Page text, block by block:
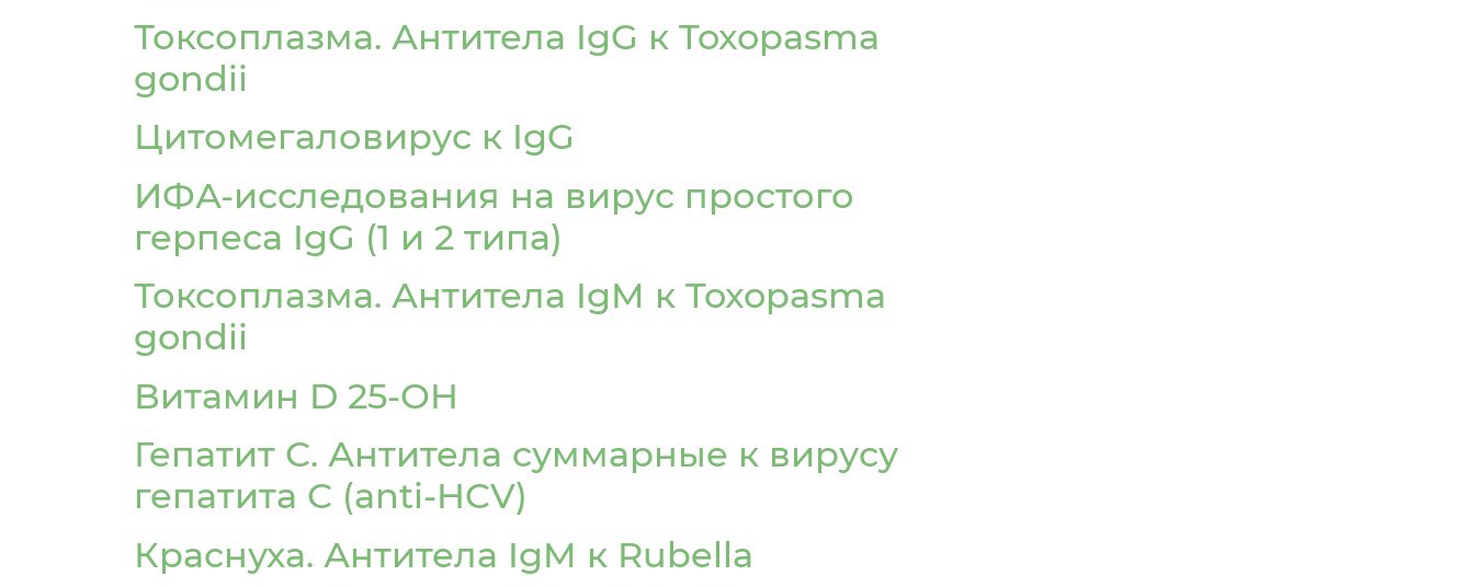
Токсоплазма. Антитела IgG к Toxopasma
gondii
Цитомегаловирус к IgG
ИФА-исследования на вирус простого
герпеса IgG (1 и 2 типа)
Токсоплазма. Антитела IgM к Toxopasma
gondii
Витамин D 25-OH
Гепатит С. Антитела суммарные к вирусу
гепатита С (anti-HCV)
Краснуха. Антитела IgM к Rubella